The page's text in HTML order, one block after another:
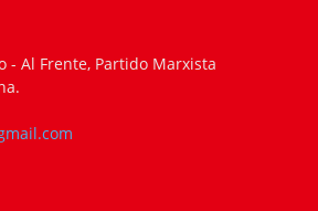
- Al Frente, Partido Marxista